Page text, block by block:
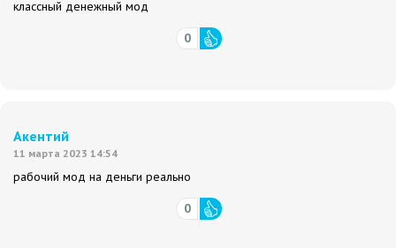
классный денежный мод
0
Акентий
11 марта 2023 14:54
рабочий мод на деньги реально
0